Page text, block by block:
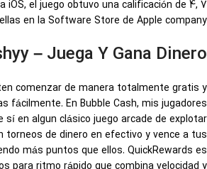
iOS, el juego obtuvo una calificación de 4, 7
en la Software Store de Apple company.
– Juega Y Gana Dinero
comenzar de manera totalmente gratis y
fácilmente. En Bubble Cash, mis jugadores
sí en algun clásico juego arcade de explotar
torneos de dinero en efectivo y vence a tus
más puntos que ellos. QuickRewards es